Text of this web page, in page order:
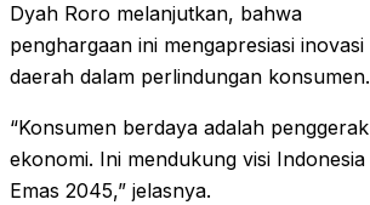
Dyah Roro melanjutkan, bahwa
penghargaan ini mengapresiasi inovasi
daerah dalam perlindungan konsumen.
“Konsumen berdaya adalah penggerak
ekonomi. Ini mendukung visi Indonesia
Emas 2045,” jelasnya.